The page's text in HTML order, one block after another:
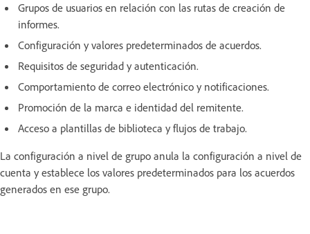
Grupos de usuarios en relación con las rutas de creación de
informes.
Configuración y valores predeterminados de acuerdos.
Requisitos de seguridad y autenticación.
Comportamiento de correo electrónico y notificaciones.
Promoción de la marca e identidad del remitente.
Acceso a plantillas de biblioteca y flujos de trabajo.
La configuración a nivel de grupo anula la configuración a nivel de
cuenta y establece los valores predeterminados para los acuerdos
generados en ese grupo.